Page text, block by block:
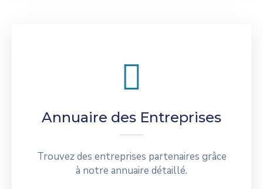
Annuaire des Entreprises
Trouvez des entreprises partenaires grâce
à notre annuaire détaillé.